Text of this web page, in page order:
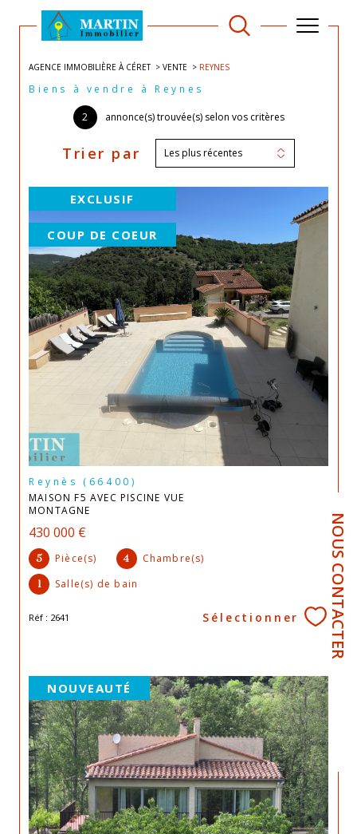
NOUS CONTACTER
AGENCE IMMOBILIÈRE À CÉRET VENTE REYNES
Biens à vendre à Reynes
2 annonce(s) trouvée(s) selon vos critères
Trier par Les plus récentes
EXCLUSIF
COUP DE COEUR
Reynès (66400)
MAISON F5 AVEC PISCINE VUE
MONTAGNE
430 000 €
5 Pièce(s) 4 Chambre(s)
1 Salle(s) de bain
Réf : 2641 Sélectionner
NOUVEAUTÉ